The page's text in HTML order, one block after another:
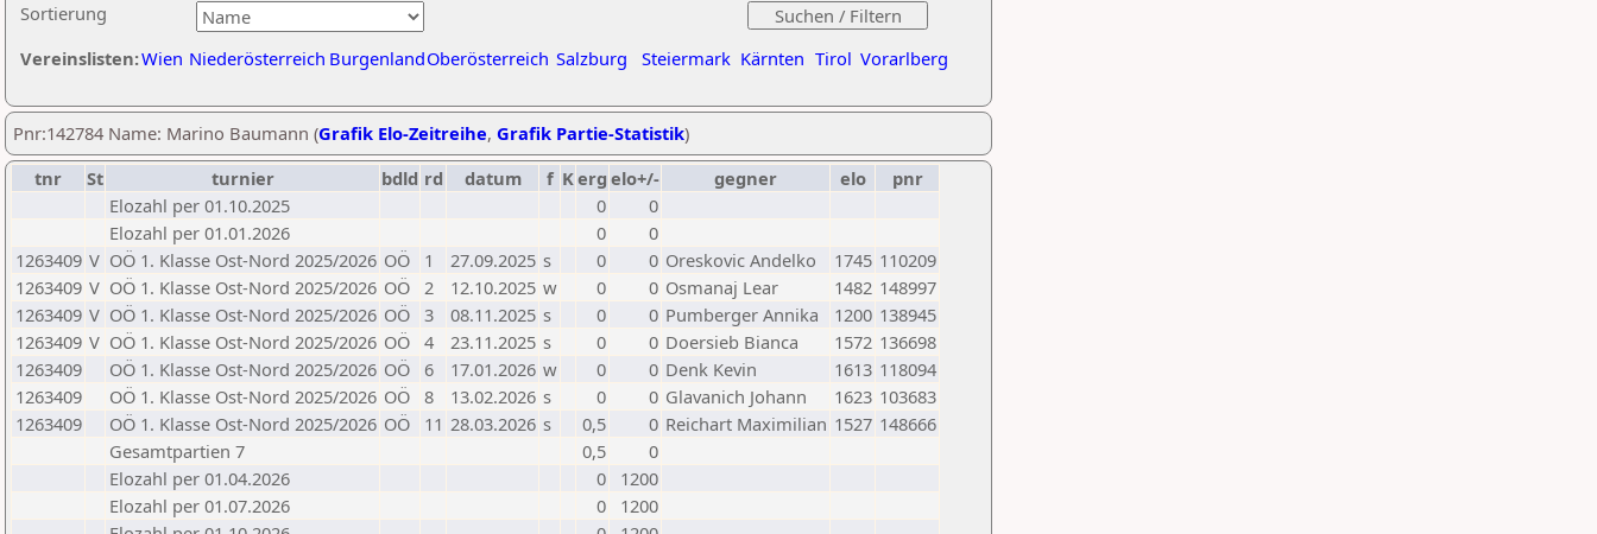
Sortierung
Vereinslisten:Wien Niederösterreich BurgenlandOberösterreich Salzburg Steiermark Kärnten Tirol Vorarlberg
Pnr:142784 Name: Marino Baumann (Grafik Elo-Zeitreihe, Grafik Partie-Statistik)
tnr
St turnier bdld rd datum f Kerg elo+/- gegner elo
pnr
Elozahl per 01.10.2025
0
0
Elozahl per 01.01.2026
0
0
1263409 V OÖ 1. Klasse Ost-Nord 2025/2026 OÖ 1 27.09.2025 s 0 0 Oreskovic Andelko 1745 110209
1263409 V OÖ 1. Klasse Ost-Nord 2025/2026 OÖ 2 12.10.2025 w 0 0 Osmanaj Lear 1482 148997
1263409 V OÖ 1. Klasse Ost-Nord 2025/2026 OÖ 3 08.11.2025 s 0 0 Pumberger Annika 1200 138945
1263409 V OÖ 1. Klasse Ost-Nord 2025/2026 OÖ 4 23.11.2025 s 0 0 Doersieb Bianca 1572 136698
1263409
OÖ 1. Klasse Ost-Nord 2025/2026 OÖ 6 17.01.2026 w 0 0 Denk Kevin 1613 118094
1263409
OÖ 1. Klasse Ost-Nord 2025/2026 OÖ 8 13.02.2026 s 0 0 Glavanich Johann 1623 103683
1263409
OÖ 1. Klasse Ost-Nord 2025/2026 OÖ 11 28.03.2026 s 0,5 0 Reichart Maximilian 1527 148666
Gesamtpartien 7
0,5
0
Elozahl per 01.04.2026
0
1200
Elozahl per 01.07.2026
0
1200